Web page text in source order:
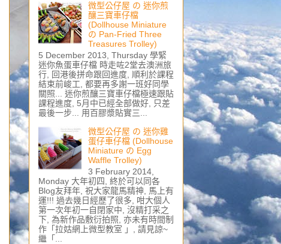
微型公仔屋 の 迷你煎
釀三寶車仔檔
(Dollhouse Miniature
の Pan-Fried Three
Treasures Trolley)
5 December 2013, Thursday 學緊
迷你魚蛋車仔檔 時走咗2堂去澳洲旅
行, 回港後拼命跟回進度, 順利於課程
結束前峻工, 都要再多謝一班好同學
關照... 迷你煎釀三寶車仔檔極速跟貼
課程進度, 5月中已經全部做好, 只差
最後一步... 用百膠漿貼實三...
微型公仔屋 の 迷你雞
蛋仔車仔檔 (Dollhouse
Miniature の Egg
Waffle Trolley)
3 February 2014,
Monday 大年初四, 終於可以同各
Blog友拜年, 祝大家龍馬精神, 馬上有
運!!! 過去幾日經歷了很多, 咁大個人
第一次年初一自閉家中, 沒精打采之
下, 為新作品敷衍拍照, 亦未有時間制
作「拉姑網上微型教室 」, 請見諒~
繼「...